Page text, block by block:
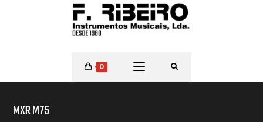
0
MXR M75